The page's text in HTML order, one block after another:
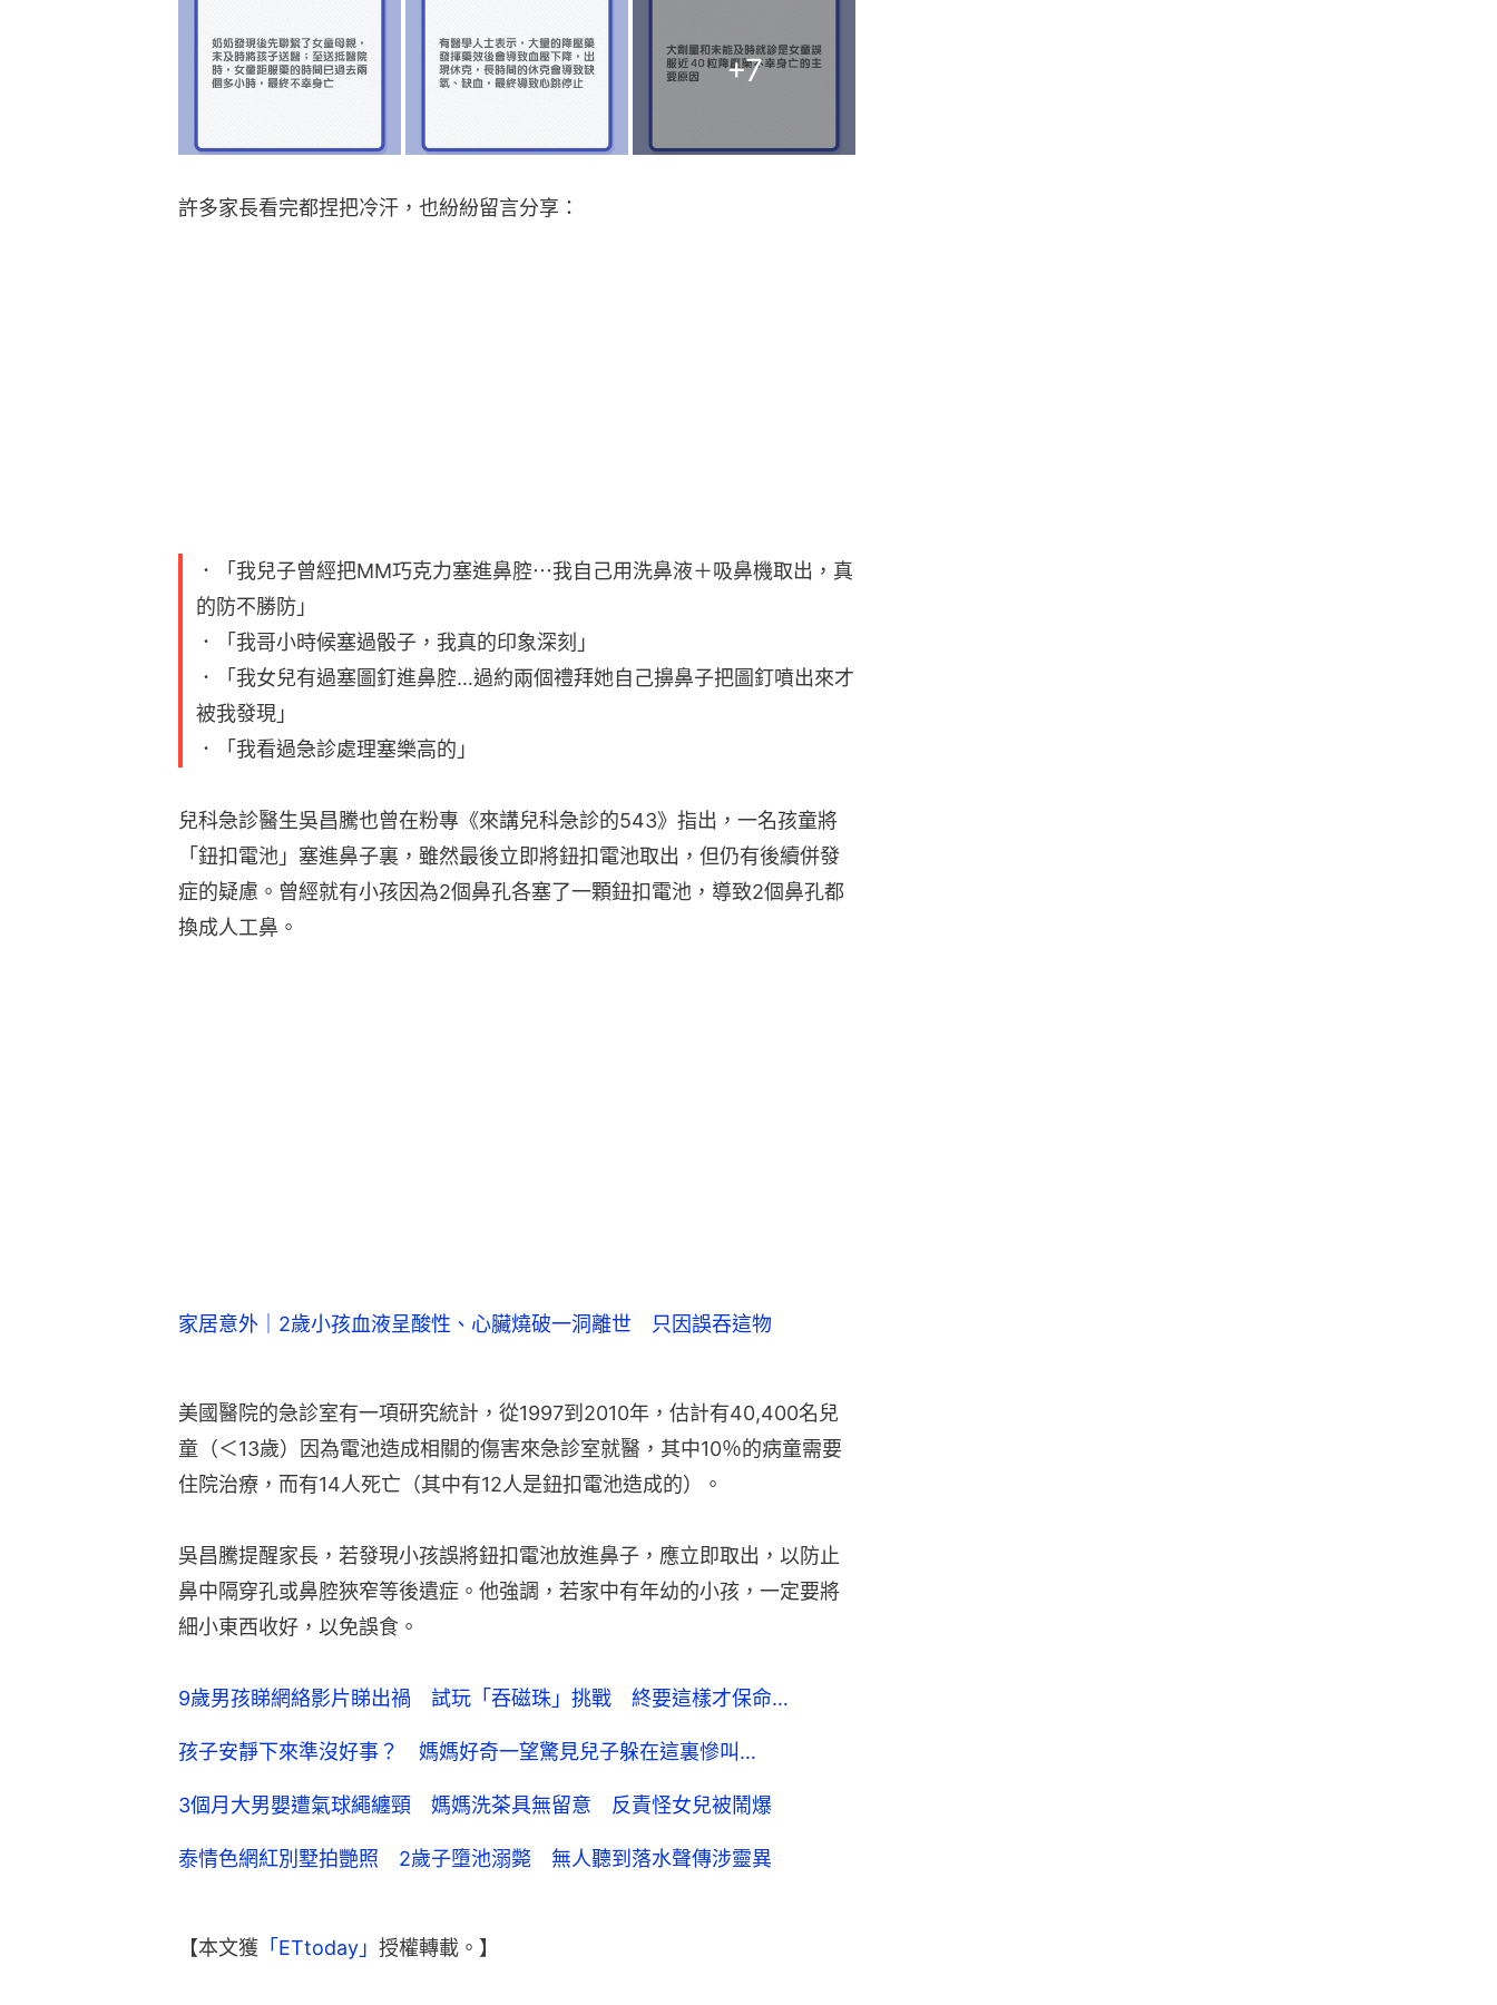
+7
許多家長看完都捏把冷汗，也紛紛留言分享：
．「我兒子曾經把MM巧克力塞進鼻腔⋯我自己用洗鼻液＋吸鼻機取出，真
的防不勝防」
．「我哥小時候塞過骰子，我真的印象深刻」
．「我女兒有過塞圖釘進鼻腔…過約兩個禮拜她自己擤鼻子把圖釘噴出來才
被我發現」
．「我看過急診處理塞樂高的」
兒科急診醫生吳昌騰也曾在粉專《來講兒科急診的543》指出，一名孩童將
「鈕扣電池」塞進鼻子裏，雖然最後立即將鈕扣電池取出，但仍有後續併發
症的疑慮。曾經就有小孩因為2個鼻孔各塞了一顆鈕扣電池，導致2個鼻孔都
換成人工鼻。
家居意外｜2歲小孩血液呈酸性、心臟燒破一洞離世 只因誤吞這物
美國醫院的急診室有一項研究統計，從1997到2010年，估計有40,400名兒
童（＜13歲）因為電池造成相關的傷害來急診室就醫，其中10％的病童需要
住院治療，而有14人死亡（其中有12人是鈕扣電池造成的）。
吳昌騰提醒家長，若發現小孩誤將鈕扣電池放進鼻子，應立即取出，以防止
鼻中隔穿孔或鼻腔狹窄等後遺症。他強調，若家中有年幼的小孩，一定要將
細小東西收好，以免誤食。
9歲男孩睇網絡影片睇出禍 試玩「吞磁珠」挑戰 終要這樣才保命…
孩子安靜下來準沒好事？ 媽媽好奇一望驚見兒子躲在這裏慘叫…
3個月大男嬰遭氣球繩纏頸 媽媽洗茶具無留意 反責怪女兒被鬧爆
泰情色網紅別墅拍艷照 2歲子墮池溺斃 無人聽到落水聲傳涉靈異
【本文獲 「ETtoday」 授權轉載。】